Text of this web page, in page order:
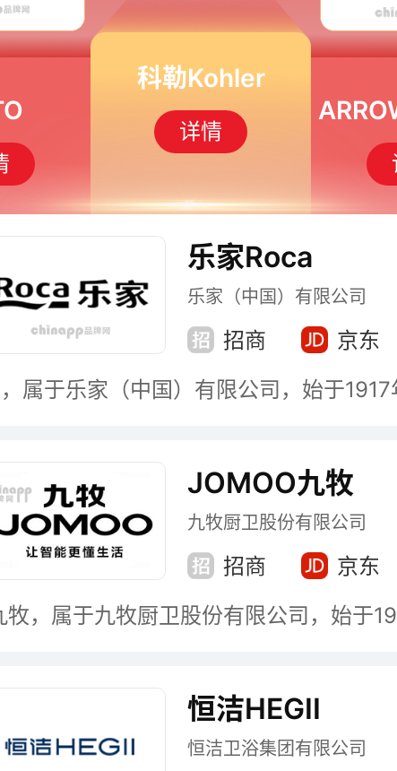
科勒Kohler
详情
乐家Roca
乐家（中国）有限公司
招商 京东
JOMOO九牧
九牧厨卫股份有限公司
招商 京东
恒洁HEGII
恒洁卫浴集团有限公司